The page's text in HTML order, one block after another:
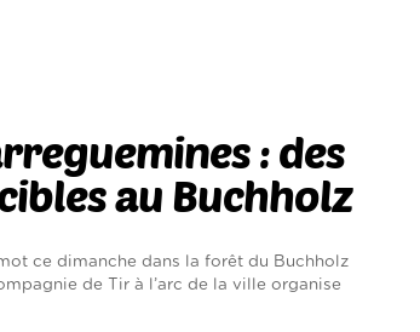
: des
au Buchholz
ce dimanche dans la forêt du Buchholz
de Tir à l’arc de la ville organise